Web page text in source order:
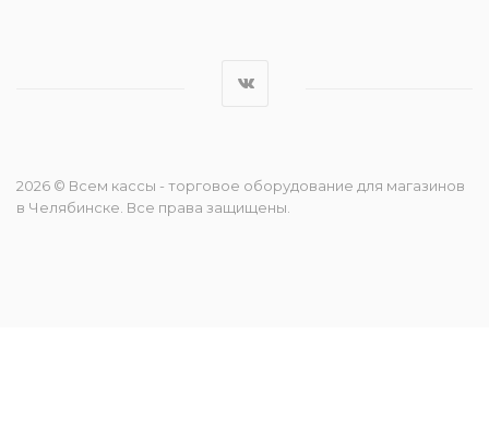
2026 © Всем кассы - торговое оборудование для магазинов
в Челябинске. Все права защищены.